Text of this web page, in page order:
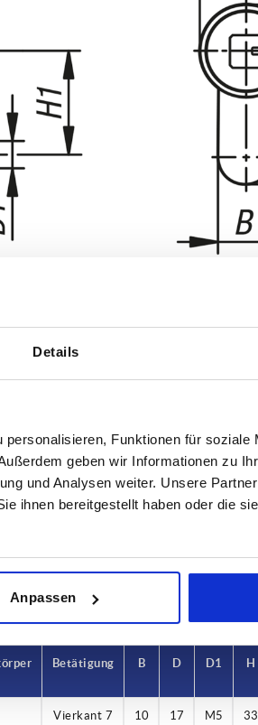
Details
Funktionen für soziale
geben wir Informationen zu
und Analysen weiter. Unsere
ihnen bereitgestellt haben oder die
Anpassen
Material Grundkörper
Zink
Betätigung
Vierkant 7
1-3 Tage
4-20 Tage
Betätigung B D D1 H
Vierkant 7
10 17 M5 33